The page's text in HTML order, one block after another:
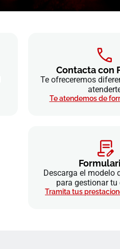
Contacta con
Te ofreceremos
Te atendemos de
Descarga el modelo
para gestionar tu
Tramita tus